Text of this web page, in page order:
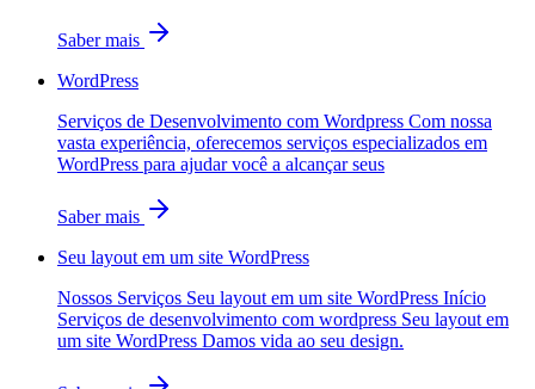
Saber mais
WordPress
Serviços de Desenvolvimento com Wordpress Com nossa
vasta experiência, oferecemos serviços especializados em
WordPress para ajudar você a alcançar seus
Saber mais
Seu layout em um site WordPress
Nossos Serviços Seu layout em um site WordPress Início
Serviços de desenvolvimento com wordpress Seu layout em
um site WordPress Damos vida ao seu design.